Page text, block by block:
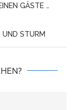
GÄSTE …
UND STURM